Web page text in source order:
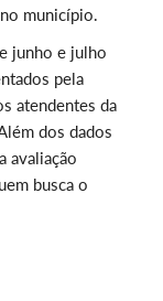
município.
junho e julho
pela
atendentes da
dos dados
avaliação
busca o